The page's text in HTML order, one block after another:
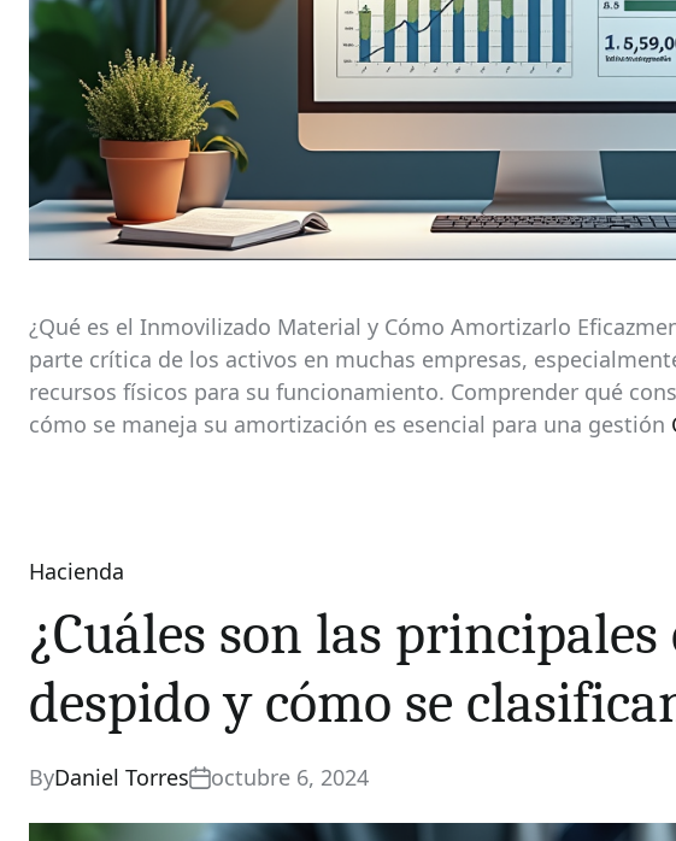
¿Qué es el Inmovilizado Material y Cómo Amortizarlo
parte crítica de los activos en muchas empresas,
recursos físicos para su funcionamiento. Comprender qué
cómo se maneja su amortización es esencial para una gestión
Categories
Hacienda
¿Cuáles son las principales
despido y cómo se
ByDaniel Torres octubre 6, 2024